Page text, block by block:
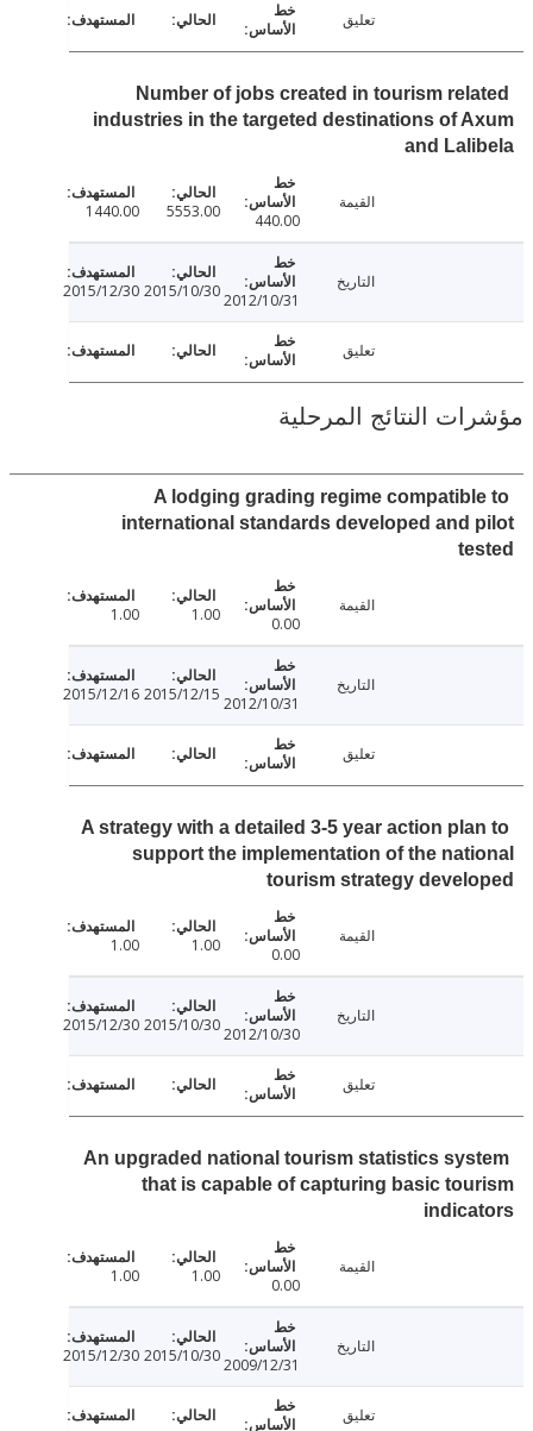
Number of jobs created in tourism
industries in the targeted destinations of
and
5553.00
1440.00
2012/10/31
2015/10/30
2015/12/30
النتائج المرحلية
A lodging grading regime
international standards developed and
1.00
1.00
2012/10/31
2015/12/15
2015/12/16
A strategy with a detailed 3-5 year action
support the implementation of the
tourism strategy
1.00
1.00
2012/10/30
2015/10/30
2015/12/30
An upgraded national tourism statistics
that is capable of capturing basic
1.00
1.00
2009/12/31
2015/10/30
2015/12/30